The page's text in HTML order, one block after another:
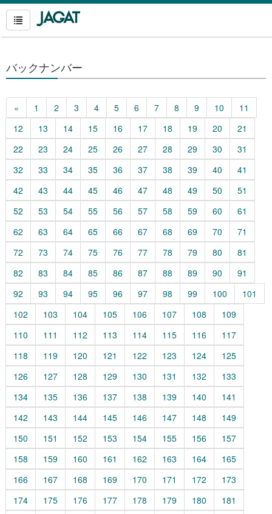
バックナンバー
« 1 2 3 4 5 6 7 8 9 10
11
12
13 14 15 16 17 18 19 20
21
22
23 24 25 26 27 28 29 30
31
32
33 34 35 36 37 38 39 40
41
42
43 44 45 46 47 48 49 50
51
52
53 54 55 56 57 58 59 60
61
62
63 64 65 66 67 68 69 70
71
72
73 74 75 76 77 78 79 80
81
82
83 84 85 86 87 88 89 90
91
92
93 94 95 96 97 98 99 100
101
102
103 104 105 106 107 108
109
110
111 112 113 114 115 116
117
118
119 120 121 122 123 124
125
126
127 128 129 130 131 132
133
134
135 136 137 138 139 140
141
142
143 144 145 146 147 148
149
150
151 152 153 154 155 156
157
158
159 160 161 162 163 164
165
166
167 168 169 170 171 172
173
174
175 176 177 178 179 180
181